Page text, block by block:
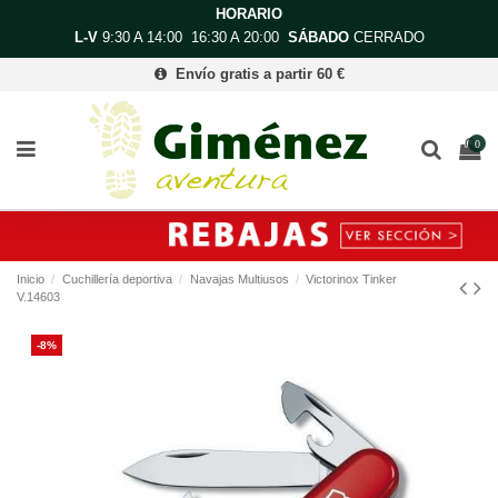
HORARIO
L-V9:30 A 14:00 16:30 A 20:00 SÁBADOCERRADO
Envío gratis a partir 60 €
0
Inicio Cuchillería deportiva Navajas Multiusos
Victorinox Tinker
V.14603
-8%